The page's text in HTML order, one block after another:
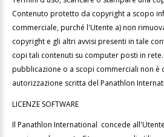
Contenuto protetto da copyright a scopo
commerciale, purché l'Utente a) non
copyright e gli altri avvisi presenti in tale
copi tali contenuti su computer posti in
pubblicazione o a scopi commerciali non è
autorizzazione scritta del Panathlon
LICENZE SOFTWARE
Il Panathlon International concede